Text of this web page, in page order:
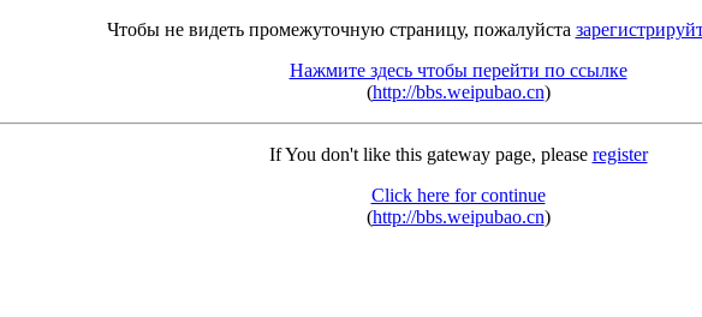
Чтобы не видеть промежуточную страницу, пожалуйста
Нажмите здесь чтобы перейти по ссылке
(http://bbs.weipubao.cn)
If You don't like this gateway page, please register
Click here for continue
(http://bbs.weipubao.cn)